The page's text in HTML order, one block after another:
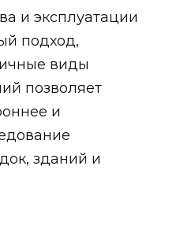
и эксплуатации
подход,
виды
позволяет
и
зданий и